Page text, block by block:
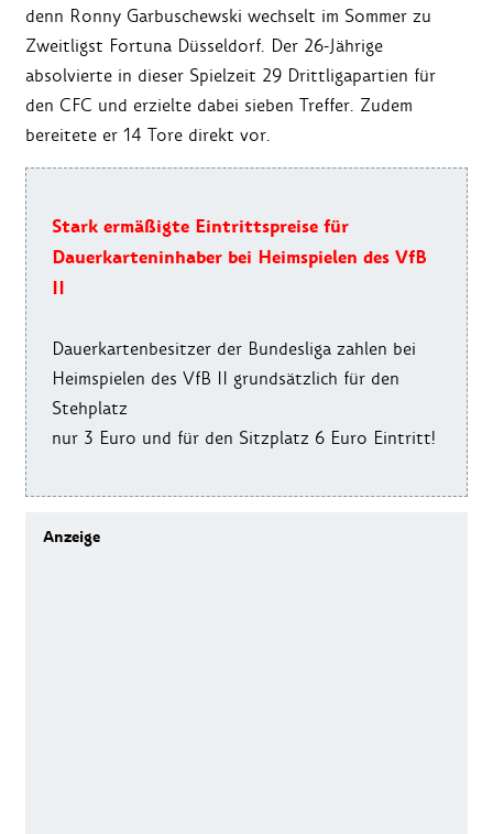
denn Ronny Garbuschewski wechselt im Sommer zu
Zweitligst Fortuna Düsseldorf. Der 26-Jährige
absolvierte in dieser Spielzeit 29 Drittligapartien für
den CFC und erzielte dabei sieben Treffer. Zudem
bereitete er 14 Tore direkt vor.
Stark ermäßigte Eintrittspreise für
Dauerkarteninhaber bei Heimspielen des VfB
II
Dauerkartenbesitzer der Bundesliga zahlen bei
Heimspielen des VfB II grundsätzlich für den
Stehplatz
nur 3 Euro und für den Sitzplatz 6 Euro Eintritt!